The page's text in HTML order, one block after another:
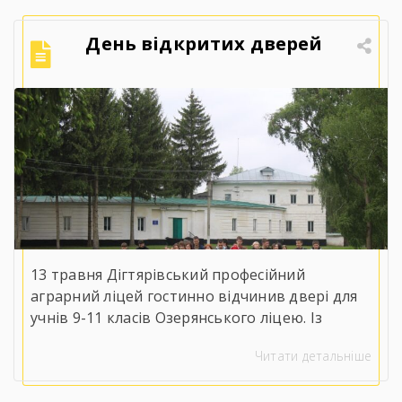
День відкритих дверей
13 травня Дігтярівський професійний
аграрний ліцей гостинно відчинив двері для
учнів 9-11 класів Озерянського ліцею. Із
звернувся заступник директора з навчально-
виробничої роботи Сергій Коломієць, який
Читати детальніше